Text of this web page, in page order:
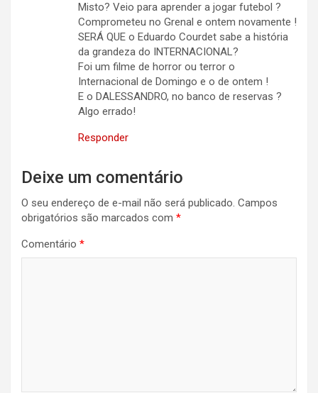
Misto? Veio para aprender a jogar futebol ?
Comprometeu no Grenal e ontem novamente !
SERÁ QUE o Eduardo Courdet sabe a história
da grandeza do INTERNACIONAL?
Foi um filme de horror ou terror o
Internacional de Domingo e o de ontem !
E o DALESSANDRO, no banco de reservas ?
Algo errado!
Responder
Deixe um comentário
O seu endereço de e-mail não será publicado. Campos
obrigatórios são marcados com *
Comentário *